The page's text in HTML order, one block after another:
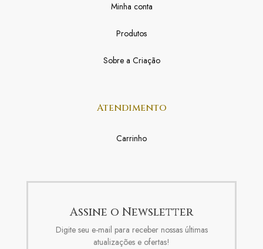
Minha conta
Produtos
Sobre a Criação
Atendimento
Carrinho
Assine o Newsletter
Digite seu e-mail para receber nossas últimas
atualizações e ofertas!